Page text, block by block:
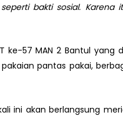
bakti sosial.
57 MAN 2 Bantul yang
pantas pakai,
ini akan berlangsung